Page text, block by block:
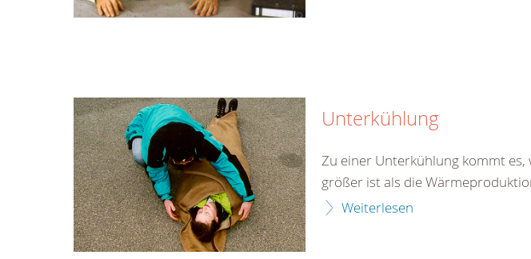
Unterkühlung
Zu einer Unterkühlung kommt
größer ist als die
Weiterlesen